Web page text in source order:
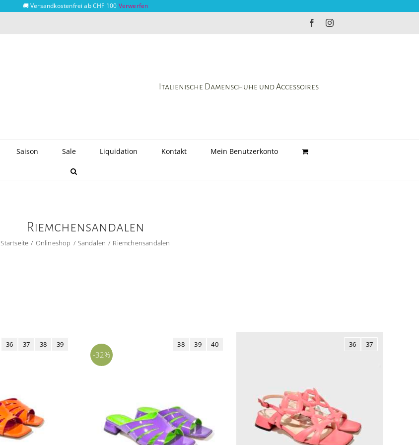
🚚 Versandkostenfrei ab CHF 100 Verwerfen
FacebookInstagram
Italienische Damenschuhe und Accessoires
Saison Sale Liquidation Kontakt Mein Benutzerkonto
Riemchensandalen
Startseite Onlineshop Sandalen Riemchensandalen
36 37 38 39
-32%
38 39 40 36 37